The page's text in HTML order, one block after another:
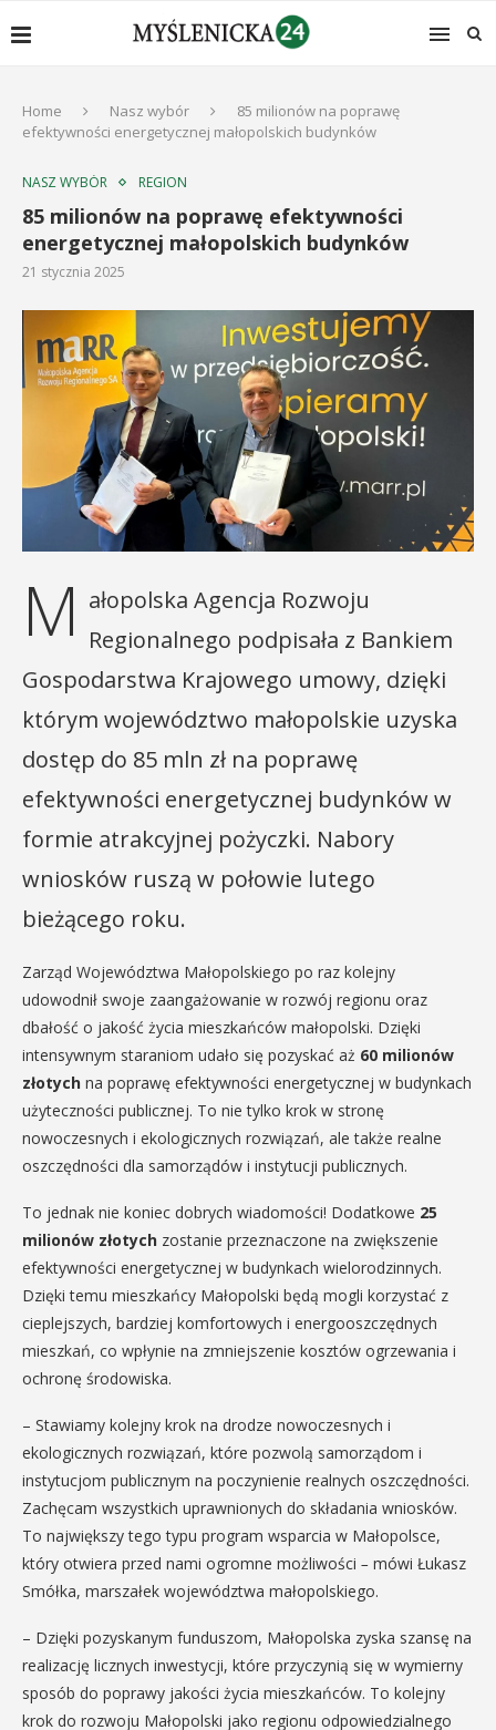
Home Nasz wybór
85 milionów na poprawę
efektywności energetycznej małopolskich budynków
NASZ WYBÓR REGION
85 milionów na poprawę efektywności
energetycznej małopolskich budynków
21 stycznia 2025
M ałopolska Agencja Rozwoju
Regionalnego podpisała z Bankiem
Gospodarstwa Krajowego umowy, dzięki
którym województwo małopolskie uzyska
dostęp do 85 mln zł na poprawę
efektywności energetycznej budynków w
formie atrakcyjnej pożyczki. Nabory
wniosków ruszą w połowie lutego
bieżącego roku.
Zarząd Województwa Małopolskiego po raz kolejny
udowodnił swoje zaangażowanie w rozwój regionu oraz
dbałość o jakość życia mieszkańców małopolski. Dzięki
intensywnym staraniom udało się pozyskać aż 60 milionów
złotych na poprawę efektywności energetycznej w budynkach
użyteczności publicznej. To nie tylko krok w stronę
nowoczesnych i ekologicznych rozwiązań, ale także realne
oszczędności dla samorządów i instytucji publicznych.
To jednak nie koniec dobrych wiadomości! Dodatkowe 25
milionów złotych zostanie przeznaczone na zwiększenie
efektywności energetycznej w budynkach wielorodzinnych.
Dzięki temu mieszkańcy Małopolski będą mogli korzystać z
cieplejszych, bardziej komfortowych i energooszczędnych
mieszkań, co wpłynie na zmniejszenie kosztów ogrzewania i
ochronę środowiska.
– Stawiamy kolejny krok na drodze nowoczesnych i
ekologicznych rozwiązań, które pozwolą samorządom i
instytucjom publicznym na poczynienie realnych oszczędności.
Zachęcam wszystkich uprawnionych do składania wniosków.
To największy tego typu program wsparcia w Małopolsce,
który otwiera przed nami ogromne możliwości – mówi Łukasz
Smółka, marszałek województwa małopolskiego.
– Dzięki pozyskanym funduszom, Małopolska zyska szansę na
realizację licznych inwestycji, które przyczynią się w wymierny
sposób do poprawy jakości życia mieszkańców. To kolejny
krok do rozwoju Małopolski jako regionu odpowiedzialnego